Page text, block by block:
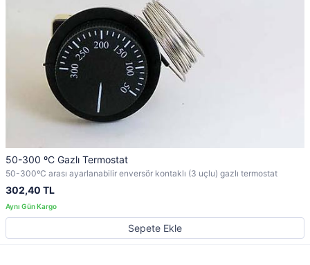
50-300 ºC Gazlı Termostat
50-300ºC arası ayarlanabilir enversör kontaklı (3 uçlu) gazlı termostat
302,40 TL
Sepete Ekle